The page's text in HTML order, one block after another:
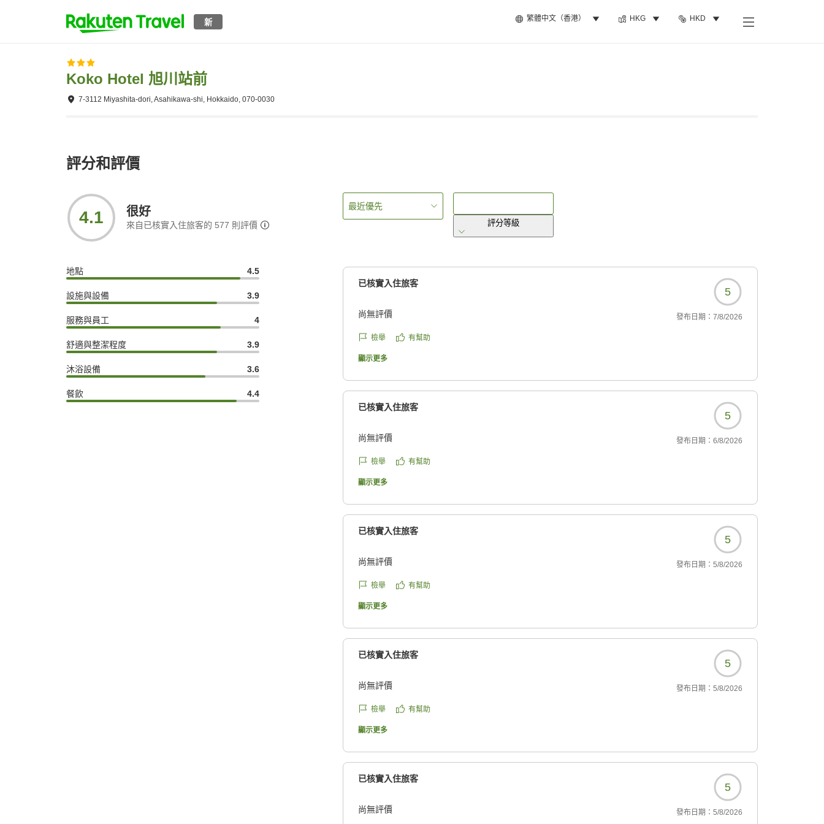
新 繁體中文（香港） HKG HKD
Koko Hotel 旭川站前
7-3112 Miyashita-dori, Asahikawa-shi, Hokkaido, 070-0030
評分和評價
4.1 很好
來自已核實入住旅客的 577 則評價
地點 4.5
設施與設備 3.9
服務與員工 4
舒適與整潔程度 3.9
沐浴設備 3.6
餐飲 4.4
最近優先
評分等級
已核實入住旅客
5
尚無評價 發布日期： 7/8/2026
檢舉 有幫助
顯示更多
已核實入住旅客
5
尚無評價 發布日期： 6/8/2026
檢舉 有幫助
顯示更多
已核實入住旅客
5
尚無評價 發布日期： 5/8/2026
檢舉 有幫助
顯示更多
已核實入住旅客
5
尚無評價 發布日期： 5/8/2026
檢舉 有幫助
顯示更多
已核實入住旅客
5
尚無評價 發布日期： 5/8/2026